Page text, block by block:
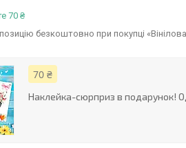
70 ₴
безкоштовно при покупці
70 ₴
Наклейка-сюрприз в подарунок!